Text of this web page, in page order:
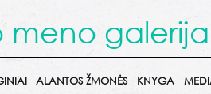
ALANTOS ŽMONĖS KNYGA